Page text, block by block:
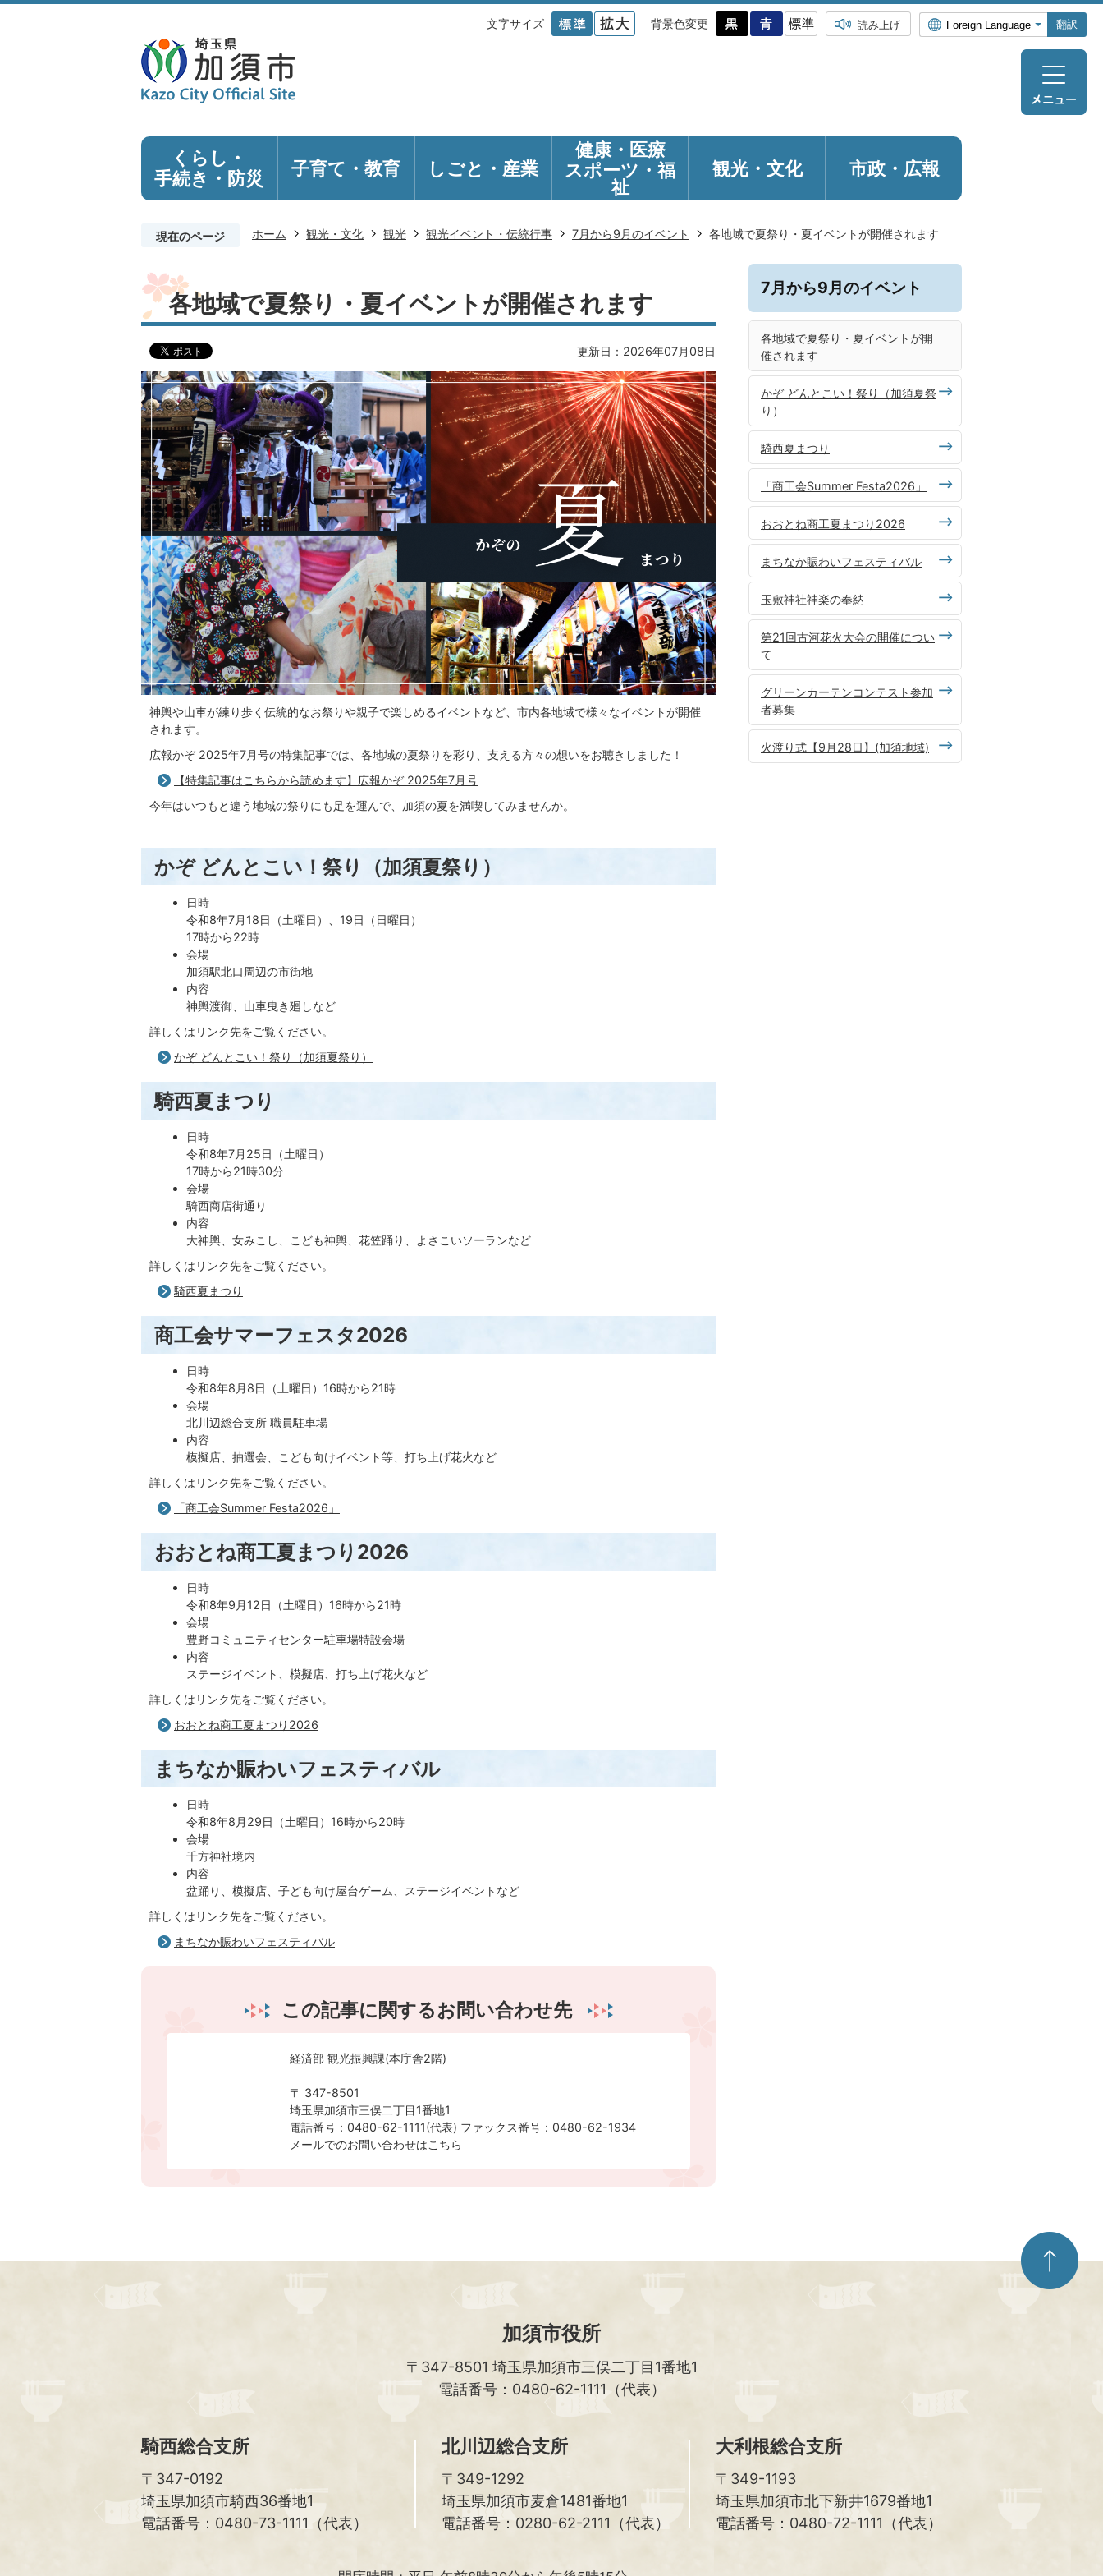
文字サイズ 背景色変更 読み上げ 翻訳
くらし・
手続き ・防災 子育て・教育 しごと・産業
健康・医療
スポーツ・福
祉
観光・ 文化 市政・広報
現在のページ ホーム 観光・文化 観光 観光イベント・伝統行事 7月から9月のイベント 各地域で夏祭り・夏イベントが開催されます
各地域で夏祭り・夏イベントが開催されます
更新日：2026年07月08日
神輿や山車が練り歩く伝統的なお祭りや親子で楽しめるイベントなど、市内各地域で様々なイベントが開催
されます。
広報かぞ 2025年7月号の特集記事では、各地域の夏祭りを彩り、支える方々の想いをお聴きしました！
【特集記事はこちらから読めます】広報かぞ 2025年7月号
今年はいつもと違う地域の祭りにも足を運んで、加須の夏を満喫してみませんか。
かぞ どんとこい！祭り（加須夏祭り）
日時
令和8年7月18日（土曜日）、19日（日曜日）
17時から22時
会場
加須駅北口周辺の市街地
内容
神輿渡御、山車曳き廻しなど
詳しくはリンク先をご覧ください。
かぞ どんとこい！祭り（加須夏祭り）
騎西夏まつり
日時
令和8年7月25日（土曜日）
17時から21時30分
会場
騎西商店街通り
内容
大神輿、女みこし、こども神輿、花笠踊り、よさこいソーランなど
詳しくはリンク先をご覧ください。
騎西夏まつり
商工会サマーフェスタ2026
日時
令和8年8月8日（土曜日）16時から21時
会場
北川辺総合支所 職員駐車場
内容
模擬店、抽選会、こども向けイベント等、打ち上げ花火など
詳しくはリンク先をご覧ください。
「商工会Summer Festa2026」
おおとね商工夏まつり2026
日時
令和8年9月12日（土曜日）16時から21時
会場
豊野コミュニティセンター駐車場特設会場
内容
ステージイベント、模擬店、打ち上げ花火など
詳しくはリンク先をご覧ください。
おおとね商工夏まつり2026
まちなか賑わいフェスティバル
日時
令和8年8月29日（土曜日）16時から20時
会場
千方神社境内
内容
盆踊り、模擬店、子ども向け屋台ゲーム、ステージイベントなど
詳しくはリンク先をご覧ください。
まちなか賑わいフェスティバル
この記事に関するお問い合わせ先
経済部 観光振興課(本庁舎2階)
〒 347-8501
埼玉県加須市三俣二丁目1番地1
電話番号：0480-62-1111(代表) ファックス番号：0480-62-1934
メールでのお問い合わせはこちら
7月から9月のイベント
各地域で夏祭り・夏イベントが開
催されます
かぞ どんとこい！祭り（加須夏祭
り）
騎西夏まつり
「商工会Summer Festa2026」
おおとね商工夏まつり2026
まちなか賑わいフェスティバル
玉敷神社神楽の奉納
第21回古河花火大会の開催につい
て
グリーンカーテンコンテスト参加
者募集
火渡り式【9月28日】(加須地域)
ペ
ー
ジ
加須市役所
〒347-8501 埼玉県加須市三俣二丁目1番地1
電話番号：0480-62-1111（代表）
騎西総合支所
〒347-0192
埼玉県加須市騎西36番地1
電話番号：0480-73-1111（代表）
北川辺総合支所
〒349-1292
埼玉県加須市麦倉1481番地1
電話番号：0280-62-2111（代表）
大利根総合支所
〒349-1193
埼玉県加須市北下新井1679番地1
電話番号：0480-72-1111（代表）